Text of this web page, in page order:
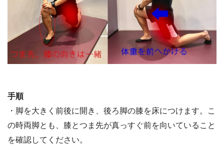
手順
・脚を大きく前後に開き、後ろ脚の膝を床につけます。こ
の時両脚とも、膝とつま先が真っすぐ前を向いていること
を確認してください。